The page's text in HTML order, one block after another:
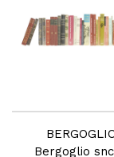
Bergoglio snc